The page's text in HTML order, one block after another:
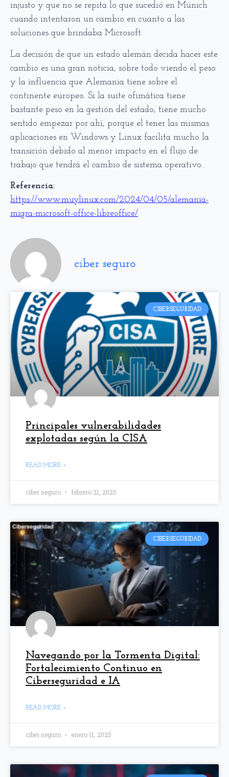
injusto y que no se repita lo que sucedió en Múnich
cuando intentaron un cambio en cuanto a las
soluciones que brindaba Microsoft.
La decisión de que un estado alemán decida hacer este
cambio es una gran noticia, sobre todo viendo el peso
y la influencia que Alemania tiene sobre el
continente europeo. Si la suite ofimática tiene
bastante peso en la gestión del estado, tiene mucho
sentido empezar por ahí, porque el tener las mismas
aplicaciones en Windows y Linux facilita mucho la
transición debido al menor impacto en el flujo de
trabajo que tendrá el cambio de sistema operativo.
Referencia:
https://www.muylinux.com/2024/04/05/alemania-
migra-microsoft-office-libreoffice/
ciber seguro
CIBERSEGURIDAD
Principales vulnerabilidades
explotadas según la CISA
READ MORE »
ciber seguro febrero 21, 2025
CIBERSEGURIDAD
Navegando por la Tormenta Digital:
Fortalecimiento Continuo en
Ciberseguridad e IA
READ MORE »
ciber seguro enero 11, 2025